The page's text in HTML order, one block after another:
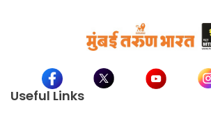
Useful Links